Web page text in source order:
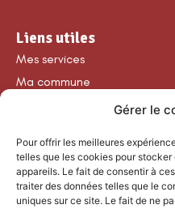
Gérer le
Pour offrir les meilleures
telles que les cookies pour
appareils. Le fait de consentir à
traiter des données telles que le
uniques sur ce site. Le fait de ne
Liens utiles
Mes services
Ma commune
Découvrir Guillaumes
Agenda
Les temps forts
Partenaires et